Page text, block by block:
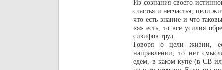
Из сознания своего
счастья и несчастья, цели
что есть знание и что
«я» есть, то все усилия
сизифов труд.
Говоря о цели жизни,
направлении, то нет
едем, в каком купе (в СВ